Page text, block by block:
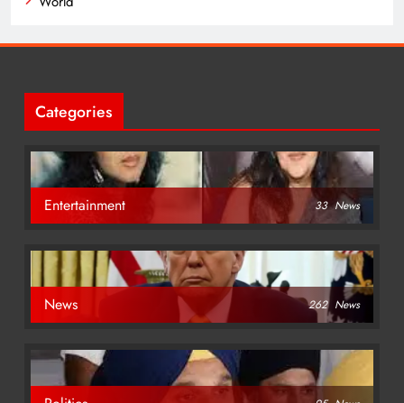
Categories
Entertainment 33 News
News 262 News